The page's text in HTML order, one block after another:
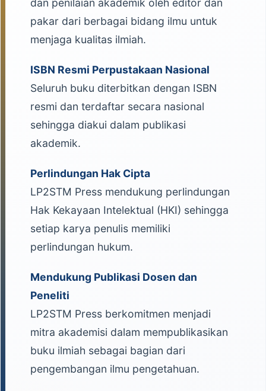
pakar dari berbagai bidang ilmu untuk
menjaga kualitas ilmiah.
ISBN Resmi Perpustakaan Nasional
Seluruh buku diterbitkan dengan ISBN
resmi dan terdaftar secara nasional
sehingga diakui dalam publikasi
akademik.
Perlindungan Hak Cipta
LP2STM Press mendukung perlindungan
Hak Kekayaan Intelektual (HKI) sehingga
setiap karya penulis memiliki
perlindungan hukum.
Mendukung Publikasi Dosen dan
Peneliti
LP2STM Press berkomitmen menjadi
mitra akademisi dalam mempublikasikan
buku ilmiah sebagai bagian dari
pengembangan ilmu pengetahuan.